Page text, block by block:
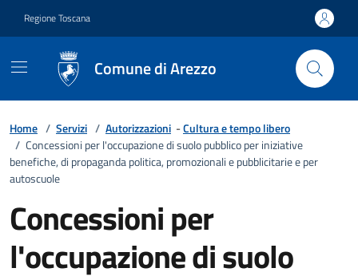
Regione Toscana
Comune di Arezzo
Home / Servizi / Autorizzazioni -Cultura e tempo libero
/ Concessioni per l'occupazione di suolo pubblico per iniziative
benefiche, di propaganda politica, promozionali e pubblicitarie e per
autoscuole
Concessioni per
l'occupazione di suolo